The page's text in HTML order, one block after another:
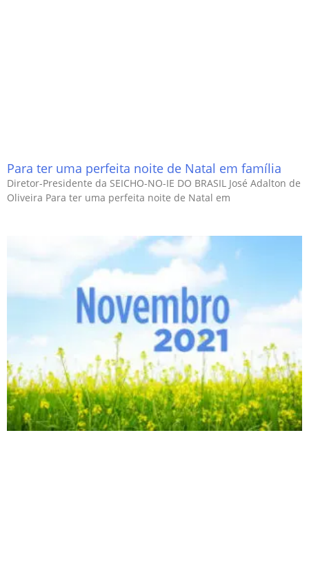
Para ter uma perfeita noite de Natal em família
Diretor-Presidente da SEICHO-NO-IE DO BRASIL José Adalton de
Oliveira Para ter uma perfeita noite de Natal em